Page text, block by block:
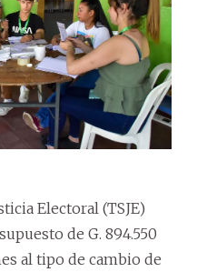
Electoral (TSJE)
de G. 894.550
al tipo de cambio de